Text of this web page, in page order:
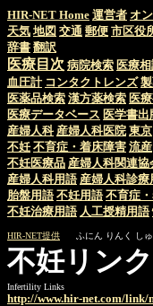
HIR-NET Home 運営者 オ
天気 地図 交通 郵便 市区役
辞書 翻訳
医療目次 病院検索 医療
血圧計 コンタクトレンズ
医薬品検索 漢方薬検索 医
医療データベース 医学書出
産婦人科 産婦人科医院 東京
不妊 不育症・着床障害 流産
不妊医療品 産婦人科関連協
産婦人科用語 産婦人科診療
胎盤用語 不妊用語 不育症
不妊治療用語 人工授精用語
HIR-NET提供 ふにん りんく しゅ
不妊リン
Infertility Links
http://www.hir-net.com/